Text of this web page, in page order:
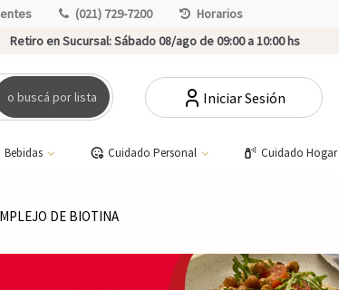
(021) 729-7200
Horarios
Retiro en Sucursal:Sábado 08/ago de 09:00 a 10:00 hs
o buscá por lista Iniciar Sesión
Bebidas Cuidado Personal Cuidado Hogar
DE BIOTINA